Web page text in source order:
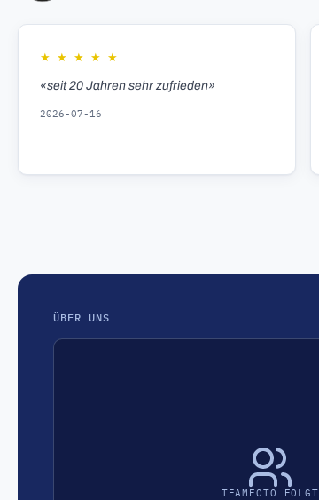
★ ★ ★ ★ ★
«seit 20 Jahren sehr zufrieden»
2026-07-16
ÜBER UNS
TEAMFOTO FOLGT